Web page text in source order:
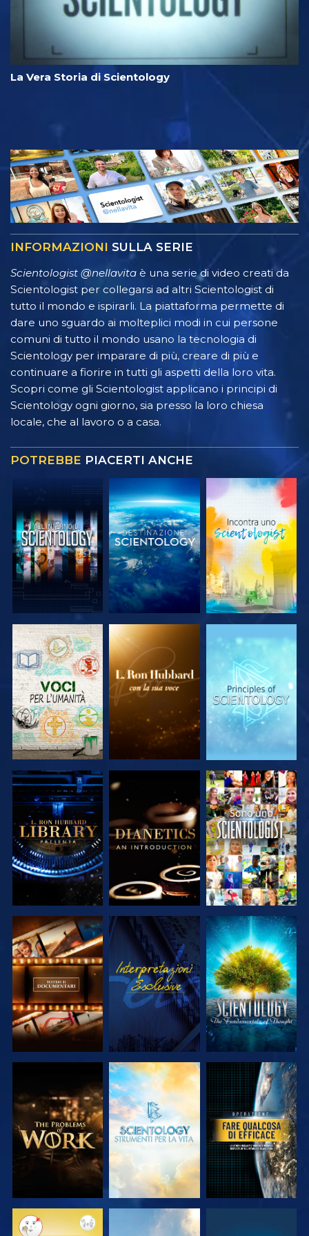
La Vera Storia di Scientology
INFORMAZIONI SULLA SERIE
Scientologist @nellavita è una serie di video creati da
Scientologist per collegarsi ad altri Scientologist di
tutto il mondo e ispirarli. La piattaforma permette di
dare uno sguardo ai molteplici modi in cui persone
comuni di tutto il mondo usano la tecnologia di
Scientology per imparare di più, creare di più e
continuare a fiorire in tutti gli aspetti della loro vita.
Scopri come gli Scientologist applicano i principi di
Scientology ogni giorno, sia presso la loro chiesa
locale, che al lavoro o a casa.
POTREBBE PIACERTI ANCHE
ESPLORA LE
SERIE
ESPLORA LE
SERIE
ESPLORA LE
SERIE
ESPLORA LE
SERIE
ESPLORA LE
SERIE
GUARDA
ESPLORA LE
SERIE
GUARDA
ESPLORA LE
SERIE
ESPLORA LE
SERIE
ESPLORA LE
SERIE
GUARDA